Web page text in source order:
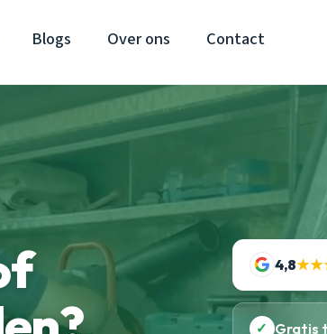
Blogs Over ons Contact
4,8
✓ Gratis